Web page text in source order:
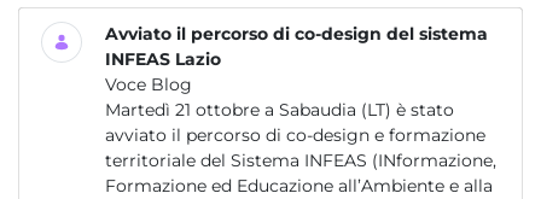
Avviato il percorso di co-design del sistema
INFEAS Lazio
Voce Blog
Martedì 21 ottobre a Sabaudia (LT) è stato
avviato il percorso di co-design e formazione
territoriale del Sistema INFEAS (INformazione,
Formazione ed Educazione all’Ambiente e alla